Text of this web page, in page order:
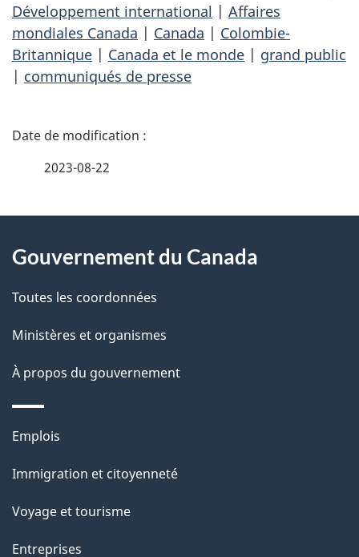
Développement international | Affaires
mondiales Canada | Canada | Colombie-
Britannique | Canada et le monde | grand public
| communiqués de presse
D
i
l
s
d
e
l
a
p
a
2023-08-22
propos
de
ce
site
Gouvernement du Canada
Toutes les coordonnées
Ministères et organismes
À propos du gouvernement
Thèmes
sujets
Emplois
Immigration et citoyenneté
Voyage et tourisme
Entreprises